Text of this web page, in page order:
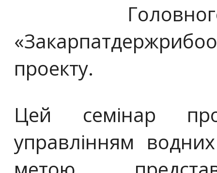
проекту.
Цей семінар
управлінням